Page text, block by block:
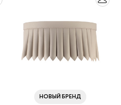
НОВЫЙ БРЕНД